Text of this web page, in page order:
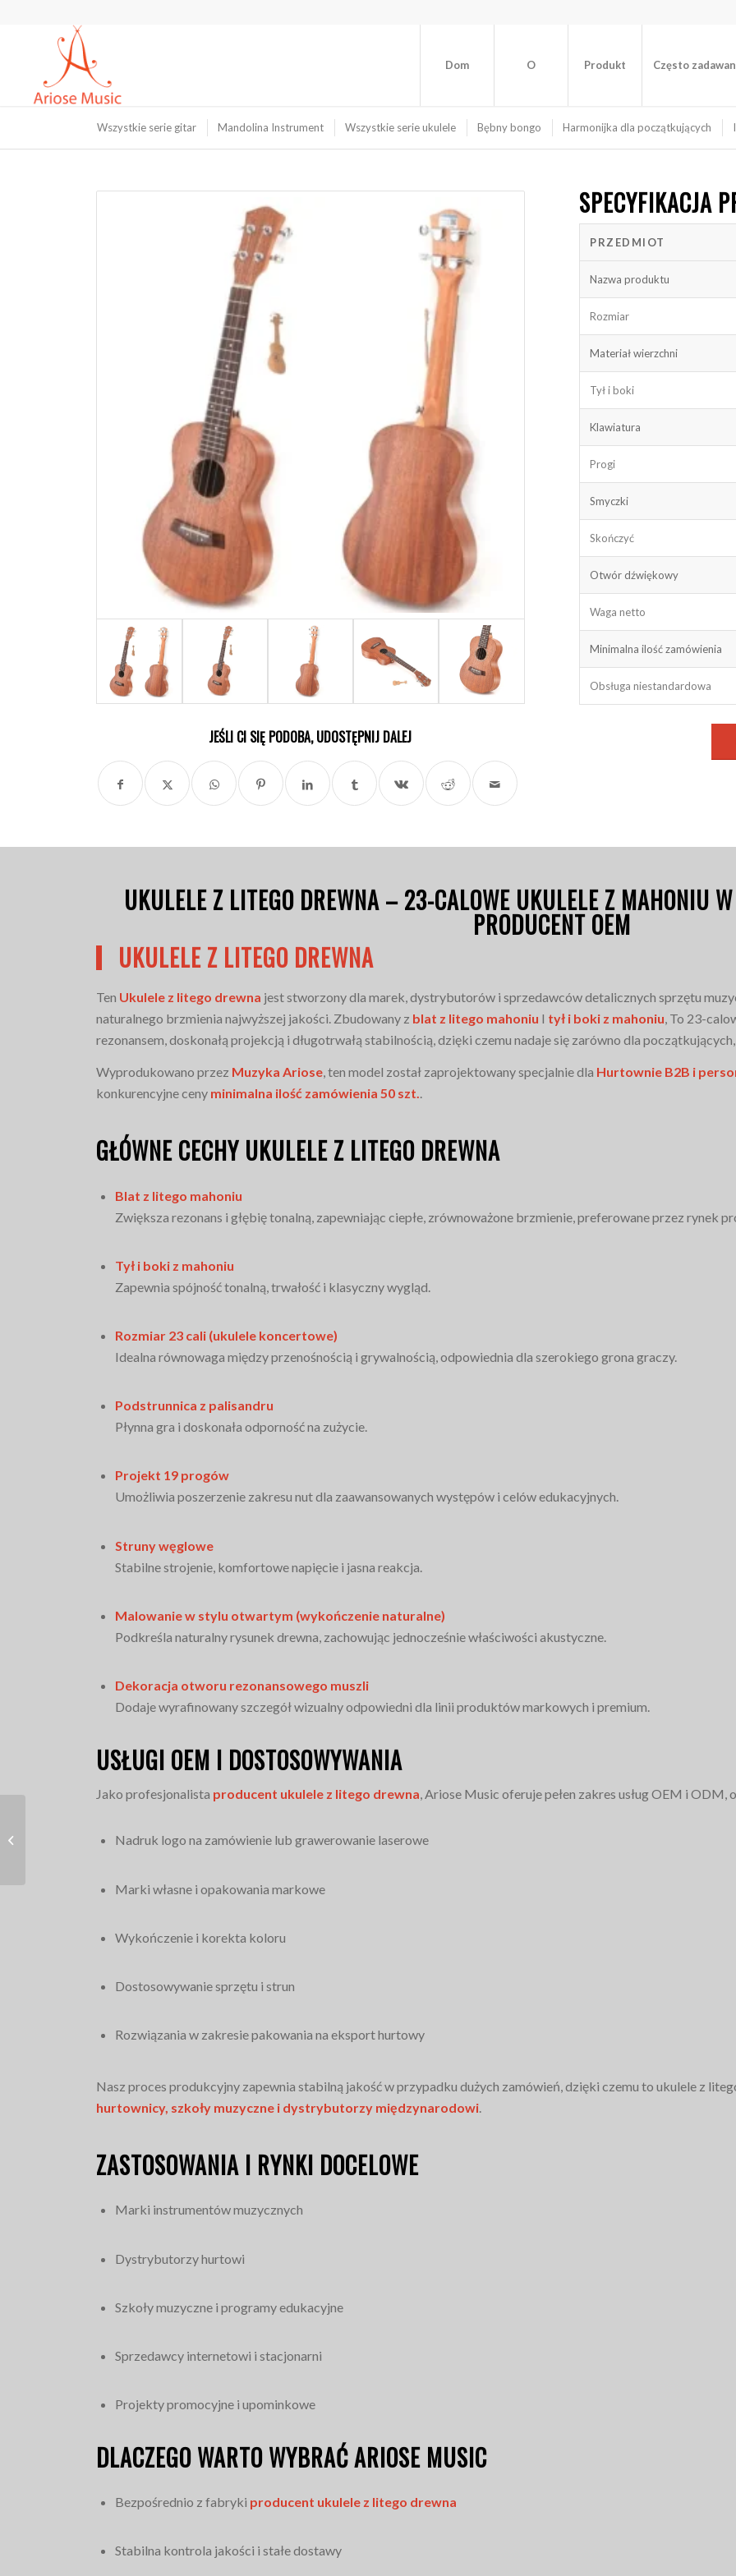
Dom O Produkt Często
Wszystkie serie gitar Mandolina Instrument Wszystkie serie ukulele Bębny bongo Harmonijka dla początkujących
JEŚLI CI SIĘ PODOBA, UDOSTĘPNIJ DALEJ
SPECYFIKACJA
PRZEDMIOT
Nazwa produktu
Rozmiar
Materiał wierzchni
Tył i boki
Klawiatura
Progi
Smyczki
Skończyć
Otwór dźwiękowy
Waga netto
Minimalna ilość zamówienia
Obsługa niestandardowa
UKULELE Z LITEGO DREWNA – 23-CALOWE UKULELE Z MAHONIU
PRODUCENT OEM
UKULELE Z LITEGO DREWNA
Ten Ukulele z litego drewna jest stworzony dla marek, dystrybutorów i sprzedawców detalicznych sprzętu
naturalnego brzmienia najwyższej jakości. Zbudowany z blat z litego mahoniu I tył i boki z mahoniu , To 23-
rezonansem, doskonałą projekcją i długotrwałą stabilnością, dzięki czemu nadaje się zarówno dla
Wyprodukowano przez Muzyka Ariose, ten model został zaprojektowany specjalnie dla Hurtownie B2B i
konkurencyjne ceny minimalna ilość zamówienia 50 szt..
GŁÓWNE CECHY UKULELE Z LITEGO DREWNA
Blat z litego mahoniu
Zwiększa rezonans i głębię tonalną, zapewniając ciepłe, zrównoważone brzmienie, preferowane przez rynek
Tył i boki z mahoniu
Zapewnia spójność tonalną, trwałość i klasyczny wygląd.
Rozmiar 23 cali (ukulele koncertowe)
Idealna równowaga między przenośnością i grywalnością, odpowiednia dla szerokiego grona graczy.
Podstrunnica z palisandru
Płynna gra i doskonała odporność na zużycie.
Projekt 19 progów
Umożliwia poszerzenie zakresu nut dla zaawansowanych występów i celów edukacyjnych.
Struny węglowe
Stabilne strojenie, komfortowe napięcie i jasna reakcja.
Malowanie w stylu otwartym (wykończenie naturalne)
Podkreśla naturalny rysunek drewna, zachowując jednocześnie właściwości akustyczne.
Dekoracja otworu rezonansowego muszli
Dodaje wyrafinowany szczegół wizualny odpowiedni dla linii produktów markowych i premium.
USŁUGI OEM I DOSTOSOWYWANIA
Jako profesjonalista producent ukulele z litego drewna, Ariose Music oferuje pełen zakres usług OEM i ODM,
Nadruk logo na zamówienie lub grawerowanie laserowe
Marki własne i opakowania markowe
Wykończenie i korekta koloru
Dostosowywanie sprzętu i strun
Rozwiązania w zakresie pakowania na eksport hurtowy
Nasz proces produkcyjny zapewnia stabilną jakość w przypadku dużych zamówień, dzięki czemu to ukulele z
hurtownicy, szkoły muzyczne i dystrybutorzy międzynarodowi
ZASTOSOWANIA I RYNKI DOCELOWE
Marki instrumentów muzycznych
Dystrybutorzy hurtowi
Szkoły muzyczne i programy edukacyjne
Sprzedawcy internetowi i stacjonarni
Projekty promocyjne i upominkowe
DLACZEGO WARTO WYBRAĆ ARIOSE MUSIC
Bezpośrednio z fabryki producent ukulele z litego drewna
Stabilna kontrola jakości i stałe dostawy
Ukulele z drewna